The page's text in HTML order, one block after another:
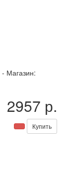
- Магазин:
2957 р.
Купить